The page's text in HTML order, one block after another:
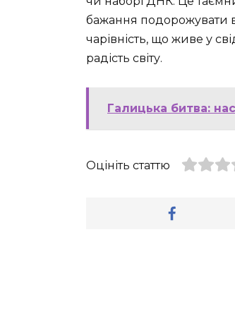
бажання подорожувати
чарівність, що живе у
радість світу.
Галицька битва:
Оцініть статтю